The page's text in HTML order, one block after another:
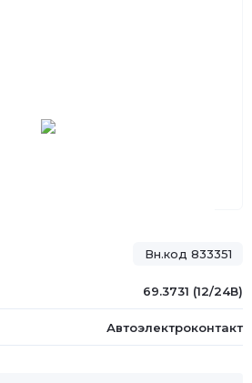
Вн.код 833351
69.3731 (12/24В)
Автоэлектроконтакт